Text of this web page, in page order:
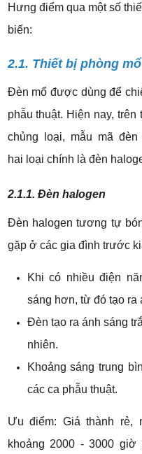
Hưng điểm qua một số
biến:
2.1. Thiết bị phòng
Đèn mổ được dùng để
phẫu thuật. Hiện nay,
chủng loại, mẫu mã
hai loại chính là đèn
2.1.1. Đèn halogen
Đèn halogen tương tự
gặp ở các gia đình trước
Khi có nhiều điện
sáng hơn, từ đó tạo ra
Đèn tạo ra ánh sáng
nhiên.
Khoảng sáng trung
các ca phẫu thuật.
Ưu điểm: Giá thành rẻ,
khoảng 2000 - 3000 giờ